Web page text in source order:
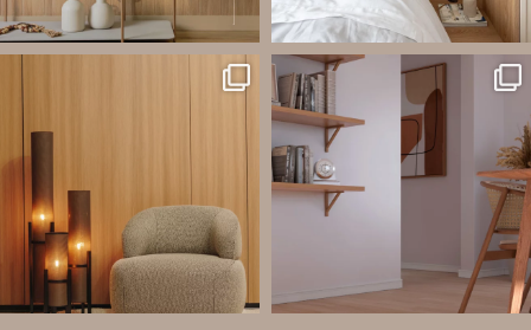
paredes decorativas, respaldos de
2 0
santaluzia.es
¿Zócalo blanco, negro, gris, fendi o
beige? La elección puede cambiar por
completo la percepción de un
ambiente y aportar aún más valor a tu
proyecto.